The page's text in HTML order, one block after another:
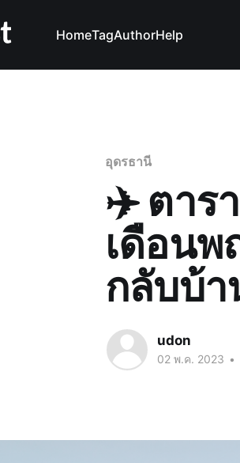
HomeTagAuthorHelp
อุดรธานี
✈️ ตาร
เดือน
กลับบ้
udon
02 พ.ค. 2023 •